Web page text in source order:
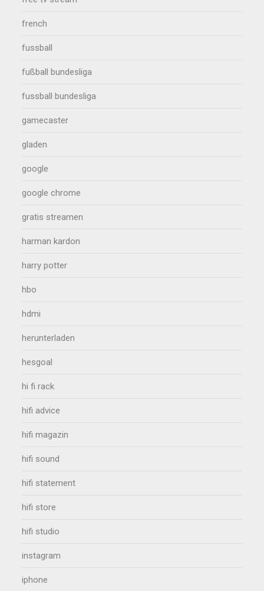
french
fussball
fußball bundesliga
fussball bundesliga
gamecaster
gladen
google
google chrome
gratis streamen
harman kardon
harry potter
hbo
hdmi
herunterladen
hesgoal
hi fi rack
hifi advice
hifi magazin
hifi sound
hifi statement
hifi store
hifi studio
instagram
iphone